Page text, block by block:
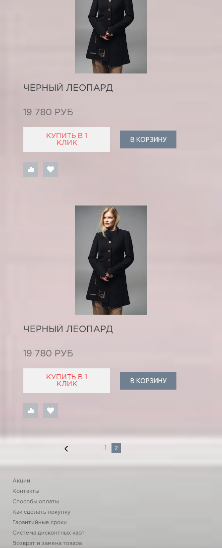
ЧЕРНЫЙ ЛЕОПАРД
19 780 РУБ
КУПИТЬ В 1
КЛИК
В КОРЗИНУ
ЧЕРНЫЙ ЛЕОПАРД
19 780 РУБ
КУПИТЬ В 1
КЛИК
В КОРЗИНУ
1 2
Акции
Контакты
Способы оплаты
Как сделать покупку
Гарантийные сроки
Система дисконтных карт
Возврат и замена товара